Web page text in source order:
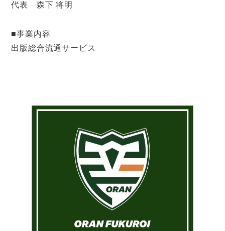
代表 森下 将明
■事業内容
出版総合流通サービス